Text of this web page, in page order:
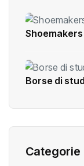
Shoemakers
Borse di
Categorie